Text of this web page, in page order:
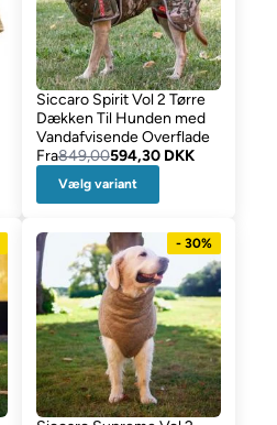
Siccaro Spirit Vol 2 Tørre
Dækken Til Hunden med
Vandafvisende Overflade
Fra849,00594,30 DKK
Vælg variant
- 30%